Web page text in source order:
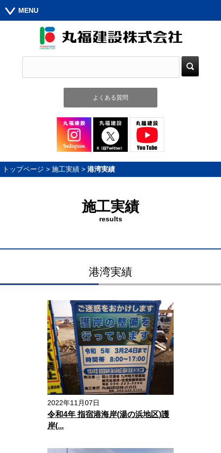
MENU
よくある質問
トップページ > 施工実績 > 港湾実績
施工実績
results
港湾実績
2022年11月07日
令和4年 指宿港海岸(湯の浜地区)護
岸(...